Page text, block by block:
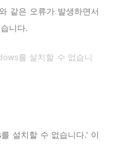
같은 오류가 발생하면서
니다.
를 설치할 수 없습니
설치할 수 없습니다.' 이